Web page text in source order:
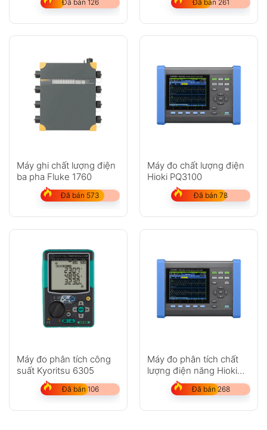
Đã bán 126 Đã bán 261
Máy ghi chất lượng điện
ba pha Fluke 1760
Đã bán 573
Máy đo chất lượng điện
Hioki PQ3100
Đã bán 78
Máy đo phân tích công
suất Kyoritsu 6305
Đã bán 106
Máy đo phân tích chất
lượng điện năng Hioki
PQ3100-92
Đã bán 268